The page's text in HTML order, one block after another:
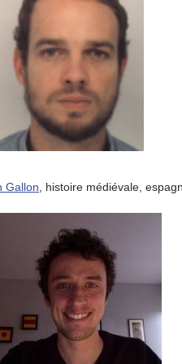
Gallon, histoire médiévale,